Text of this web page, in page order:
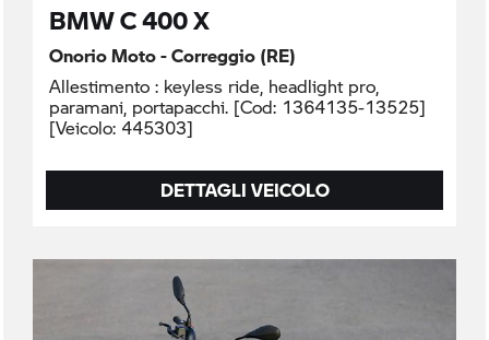
BMW C 400 X
Onorio Moto - Correggio (RE)
Allestimento : keyless ride, headlight pro,
paramani, portapacchi. [Cod: 1364135-13525]
[Veicolo: 445303]
DETTAGLI VEICOLO